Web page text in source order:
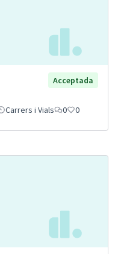
Acceptada
Carrers i Vials 0 0